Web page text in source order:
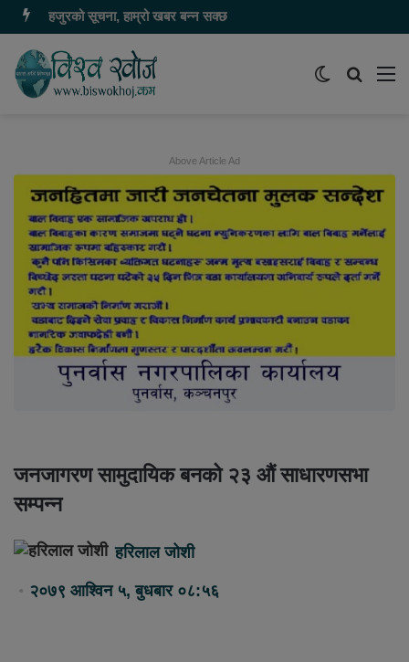
हजुरको सूचना, हाम्रो खबर बन्न सक्छ
समाचार
Switch
Above Article Ad
जनजागरण सामुदायिक बनको २३ औं साधारणसभा
सम्पन्न
हरिलाल जोशी
२०७९ आश्विन ५, बुधबार ०८:५६